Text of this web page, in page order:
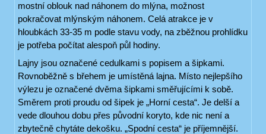
mostní oblouk nad náhonem do mlýna, možnost
pokračovat mlýnským náhonem. Celá atrakce je v
hloubkách 33-35 m podle stavu vody, na zběžnou prohlídku
je potřeba počítat alespoň půl hodiny.
Lajny jsou označené cedulkami s popisem a šipkami.
Rovnoběžně s břehem je umístěná lajna. Místo nejlepšího
výlezu je označené dvěma šipkami směřujícími k sobě.
Směrem proti proudu od šipek je „Horní cesta“. Je delší a
vede dlouhou dobu přes původní koryto, kde nic není a
zbytečně chytáte dekošku. „Spodní cesta“ je příjemnější.